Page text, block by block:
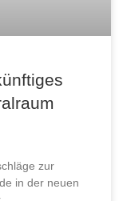
zur
in der neuen